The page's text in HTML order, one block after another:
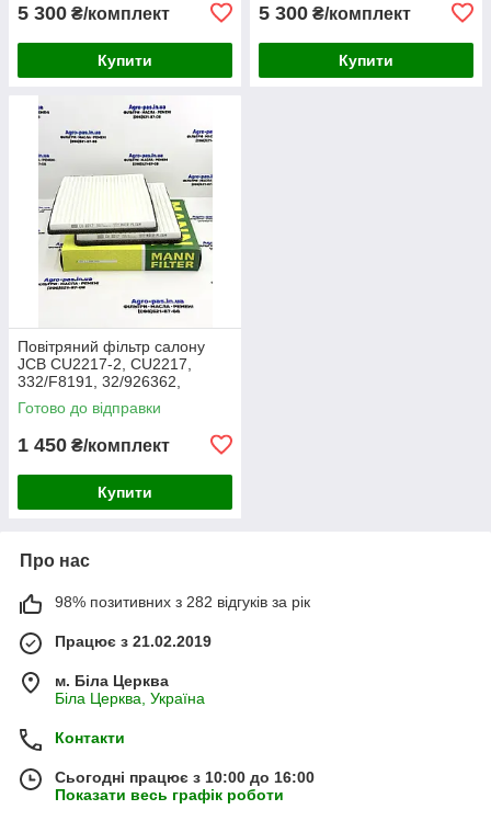
5 300 ₴/комплект
Купити
5 300 ₴/комплект
Купити
Повітряний фільтр салону
JCB CU2217-2, CU2217,
332/F8191, 32/926362,
30/926362, AA2983, CA-
43030, SC60055, SKL46354,
Готово до відправки
1 450 ₴/комплект
Купити
Про нас
98% позитивних з 282 відгуків за рік
Працює з 21.02.2019
м. Біла Церква
Біла Церква, Україна
Контакти
Сьогодні працює з 10:00 до 16:00
Показати весь графік роботи